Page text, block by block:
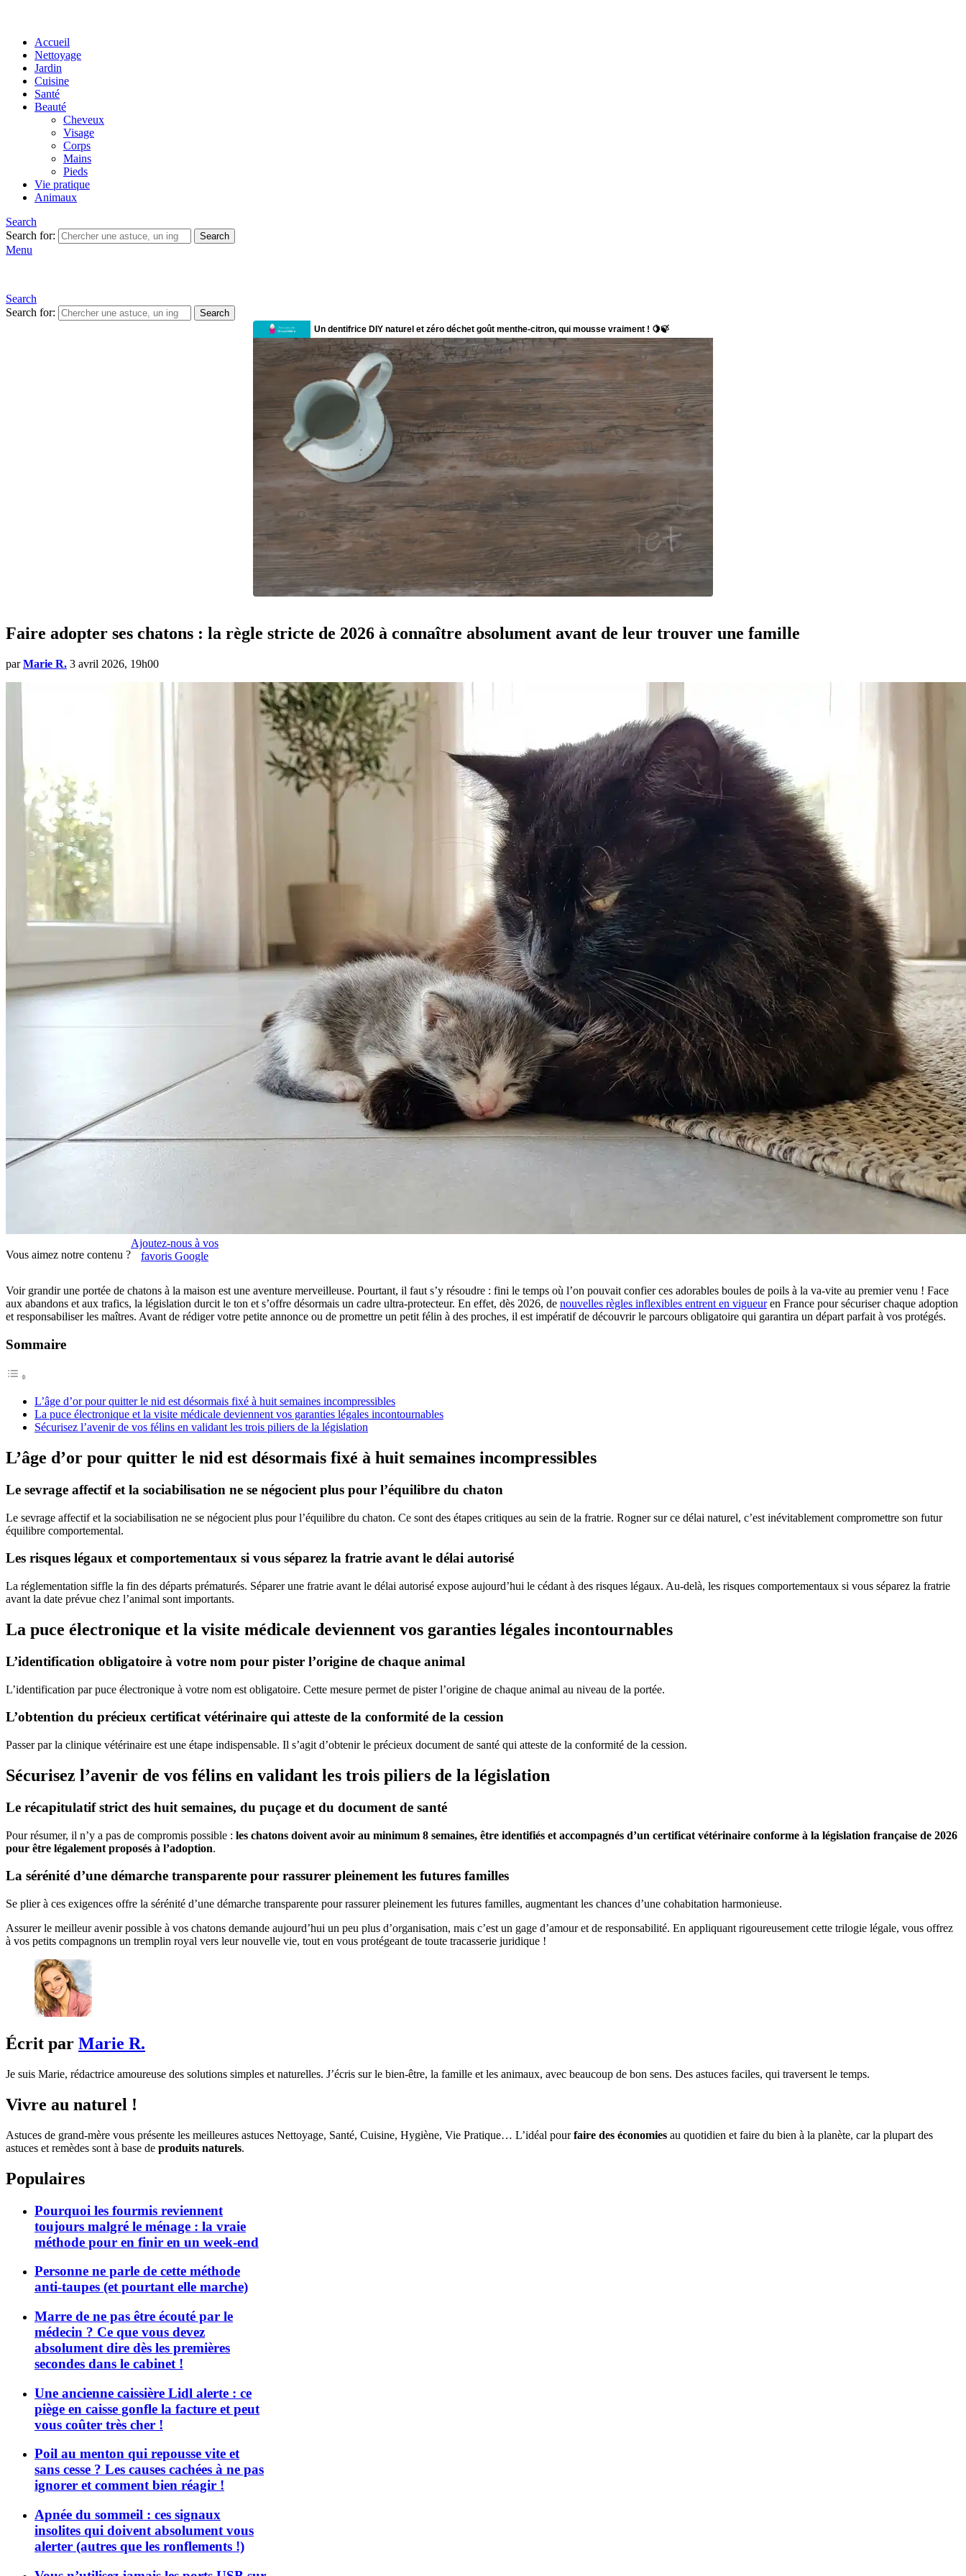
Accueil
Nettoyage
Jardin
Cuisine
Santé
Beauté
Cheveux
Visage
Corps
Mains
Pieds
Vie pratique
Animaux
Search
Search for:
Search
Menu
Search
Search for:
Search
Faire adopter ses chatons : la règle stricte de 2026 à connaître absolument avant de leur trouver une famille
par Marie R. 3 avril 2026, 19h00
Vous aimez notre contenu ?
Ajoutez-nous à vos
favoris Google
Voir grandir une portée de chatons à la maison est une aventure merveilleuse. Pourtant, il faut s’y résoudre : fini le temps où l’on pouvait confier ces adorables boules de poils à la va-vite au premier venu ! Face
aux abandons et aux trafics, la législation durcit le ton et s’offre désormais un cadre ultra-protecteur. En effet, dès 2026, de nouvelles règles inflexibles entrent en vigueuren France pour sécuriser chaque adoption
et responsabiliser les maîtres. Avant de rédiger votre petite annonce ou de promettre un petit félin à des proches, il est impératif de découvrir le parcours obligatoire qui garantira un départ parfait à vos protégés.
Sommaire
L’âge d’or pour quitter le nid est désormais fixé à huit semaines incompressibles
La puce électronique et la visite médicale deviennent vos garanties légales incontournables
Sécurisez l’avenir de vos félins en validant les trois piliers de la législation
L’âge d’or pour quitter le nid est désormais fixé à huit semaines incompressibles
Le sevrage affectif et la sociabilisation ne se négocient plus pour l’équilibre du chaton
Le sevrage affectif et la sociabilisation ne se négocient plus pour l’équilibre du chaton. Ce sont des étapes critiques au sein de la fratrie. Rogner sur ce délai naturel, c’est inévitablement compromettre son futur
équilibre comportemental.
Les risques légaux et comportementaux si vous séparez la fratrie avant le délai autorisé
La réglementation siffle la fin des départs prématurés. Séparer une fratrie avant le délai autorisé expose aujourd’hui le cédant à des risques légaux. Au-delà, les risques comportementaux si vous séparez la fratrie
avant la date prévue chez l’animal sont importants.
La puce électronique et la visite médicale deviennent vos garanties légales incontournables
L’identification obligatoire à votre nom pour pister l’origine de chaque animal
L’identification par puce électronique à votre nom est obligatoire. Cette mesure permet de pister l’origine de chaque animal au niveau de la portée.
L’obtention du précieux certificat vétérinaire qui atteste de la conformité de la cession
Passer par la clinique vétérinaire est une étape indispensable. Il s’agit d’obtenir le précieux document de santé qui atteste de la conformité de la cession.
Sécurisez l’avenir de vos félins en validant les trois piliers de la législation
Le récapitulatif strict des huit semaines, du puçage et du document de santé
Pour résumer, il n’y a pas de compromis possible : les chatons doivent avoir au minimum 8 semaines, être identifiés et accompagnés d’un certificat vétérinaire conforme à la législation française de 2026
pour être légalement proposés à l’adoption.
La sérénité d’une démarche transparente pour rassurer pleinement les futures familles
Se plier à ces exigences offre la sérénité d’une démarche transparente pour rassurer pleinement les futures familles, augmentant les chances d’une cohabitation harmonieuse.
Assurer le meilleur avenir possible à vos chatons demande aujourd’hui un peu plus d’organisation, mais c’est un gage d’amour et de responsabilité. En appliquant rigoureusement cette trilogie légale, vous offrez
à vos petits compagnons un tremplin royal vers leur nouvelle vie, tout en vous protégeant de toute tracasserie juridique !
Écrit par Marie R.
Je suis Marie, rédactrice amoureuse des solutions simples et naturelles. J’écris sur le bien-être, la famille et les animaux, avec beaucoup de bon sens. Des astuces faciles, qui traversent le temps.
Vivre au naturel !
Astuces de grand-mère vous présente les meilleures astuces Nettoyage, Santé, Cuisine, Hygiène, Vie Pratique… L’idéal pourfaire des économies au quotidien et faire du bien à la planète, car la plupart des
astuces et remèdes sont à base de produits naturels.
Populaires
Pourquoi les fourmis reviennent
toujours malgré le ménage : la vraie
méthode pour en finir en un week-end
Personne ne parle de cette méthode
anti-taupes (et pourtant elle marche)
Marre de ne pas être écouté par le
médecin ? Ce que vous devez
absolument dire dès les premières
secondes dans le cabinet !
Une ancienne caissière Lidl alerte : ce
piège en caisse gonfle la facture et peut
vous coûter très cher !
Poil au menton qui repousse vite et
sans cesse ? Les causes cachées à ne pas
ignorer et comment bien réagir !
Apnée du sommeil : ces signaux
insolites qui doivent absolument vous
alerter (autres que les ronflements !)